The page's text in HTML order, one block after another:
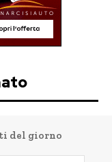
del giorno